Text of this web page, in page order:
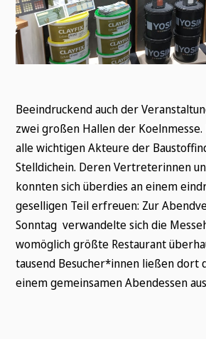
Wonach suchen Sie?
Beeindruckend auch der
zwei großen Hallen der
alle wichtigen Akteure der
Stelldichein. Deren Vertreterinnen
konnten sich überdies an einem
geselligen Teil erfreuen: Zur
Sonntag verwandelte sich die
womöglich größte Restaurant
tausend Besucher*innen ließen dort
einem gemeinsamen Abendessen